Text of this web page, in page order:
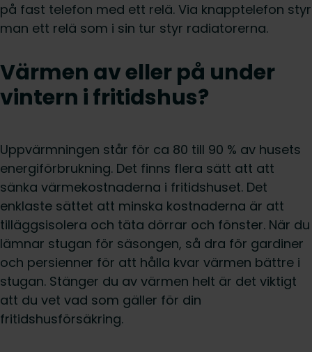
på fast telefon med ett relä. Via knapptelefon styr
man ett relä som i sin tur styr radiatorerna.
Värmen av eller på under
vintern i fritidshus?
Uppvärmningen står för ca 80 till 90 % av husets
energiförbrukning. Det finns flera sätt att att
sänka värmekostnaderna i fritidshuset. Det
enklaste sättet att minska kostnaderna är att
tilläggsisolera och täta dörrar och fönster. När du
lämnar stugan för säsongen, så dra för gardiner
och persienner för att hålla kvar värmen bättre i
stugan. Stänger du av värmen helt är det viktigt
att du vet vad som gäller för din
fritidshusförsäkring.